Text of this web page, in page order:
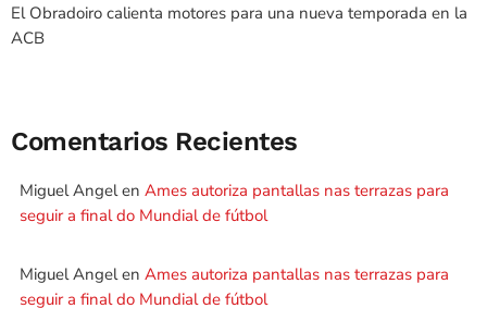
El Obradoiro calienta motores para una nueva temporada en la
ACB
Comentarios Recientes
Miguel Angelen Ames autoriza pantallas nas terrazas para
seguir a final do Mundial de fútbol
Miguel Angelen Ames autoriza pantallas nas terrazas para
seguir a final do Mundial de fútbol